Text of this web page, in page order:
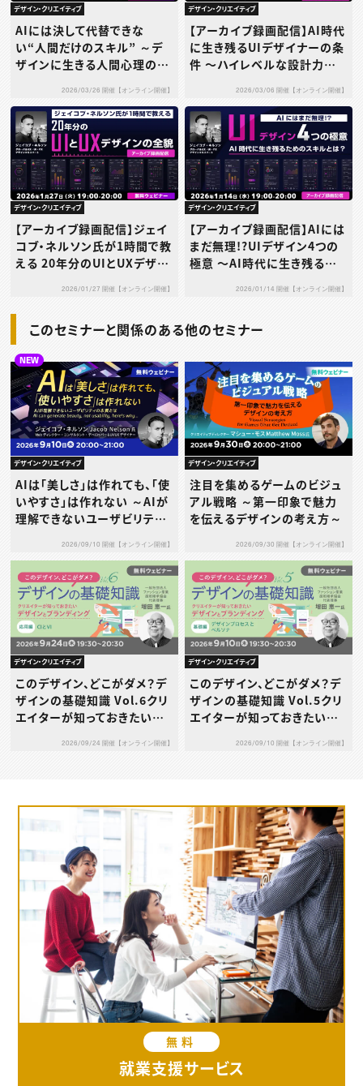
デザイン・クリエイティブ
AIには決して代替できな
い“人間だけのスキル” ～デ
ザインに生きる人間心理の力
2026/03/26 開催【オンライン開催】
デザイン・クリエイティブ
【アーカイブ録画配信】AI時代
に生き残るUIデザイナーの条
件 〜ハイレベルな設計力
2026/03/06 開催【オンライン開催】
デザイン・クリエイティブ
【アーカイブ録画配信】ジェイ
コブ・ネルソン氏が1時間で教
える 20年分のUIとUXデザイ
2026/01/27 開催【オンライン開催】
デザイン・クリエイティブ
【アーカイブ録画配信】AIには
まだ無理!?UIデザイン4つの
極意 〜AI時代に生き残るた
2026/01/14 開催【オンライン開催】
このセミナーと関係のある他のセミナー
NEW
デザイン・クリエイティブ
AIは「美しさ」は作れても、「使
いやすさ」は作れない ～AIが
理解できないユーザビリティ
2026/09/10 開催【オンライン開催】
デザイン・クリエイティブ
注目を集めるゲームのビジュ
アル戦略 ～第一印象で魅力
を伝えるデザインの考え方～
2026/09/30 開催【オンライン開催】
デザイン・クリエイティブ
このデザイン、どこがダメ？デ
ザインの基礎知識 Vol.6クリ
エイターが知っておきたいデ
編］～CIとVI～2026/09/24 開催【オンライン開催】
デザイン・クリエイティブ
このデザイン、どこがダメ？デ
ザインの基礎知識 Vol.5クリ
エイターが知っておきたいデ
編］～デザインプロセスとペ
2026/09/10 開催【オンライン開催】
無料
就業支援サービス